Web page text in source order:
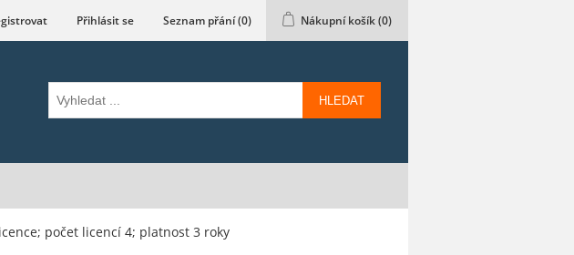
Přihlásit se Seznam přání(0) Nákupní košík(0)
HLEDAT
počet licencí 4; platnost 3 roky